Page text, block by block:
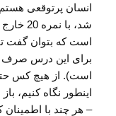
انسان پرتوقعی
است که بتوان گفت
برای این درس صرف
است). از هیچ کس
اینطور نگاه کنیم،
– هر چند با